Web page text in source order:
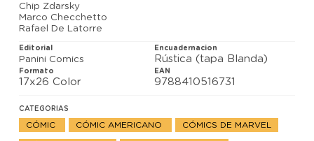
Chip Zdarsky
Marco Checchetto
Rafael De Latorre
Editorial
Panini Comics
Encuadernacion
Rústica (tapa Blanda)
Formato
17x26 Color
EAN
9788410516731
CATEGORIAS
CÓMIC CÓMIC AMERICANO CÓMICS DE MARVEL